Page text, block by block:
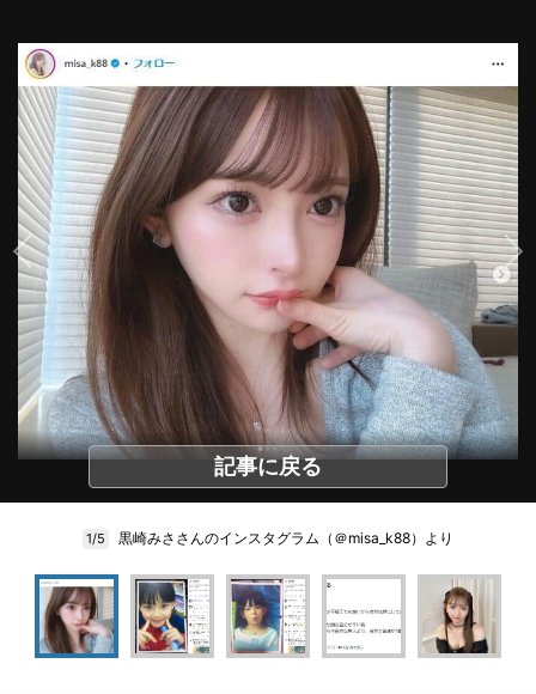
記事に戻る
1/5 黒崎みささんのインスタグラム（＠misa_k88）より